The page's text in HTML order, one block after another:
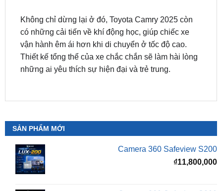
vận hành êm ái hơn khi di chuyển ở tốc độ cao.
Thiết kế tổng thể của xe chắc chắn sẽ làm hài lòng
những ai yêu thích sự hiện đại và trẻ trung.
SẢN PHẨM MỚI
Camera 360 Safeview S200
₫11,800,000
Camera 360 Safeview S300